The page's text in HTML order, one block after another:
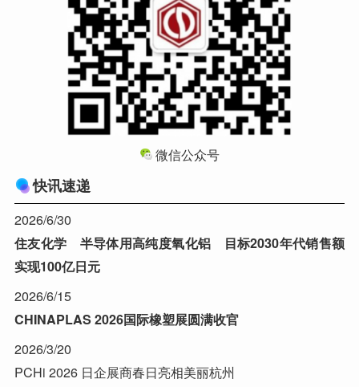
微信公众号
快讯速递
2026/6/30
住友化学 半导体用高纯度氧化铝 目标2030年代销售额
实现100亿日元
2026/6/15
CHINAPLAS 2026国际橡塑展圆满收官
2026/3/20
PCHi 2026 日企展商春日亮相美丽杭州